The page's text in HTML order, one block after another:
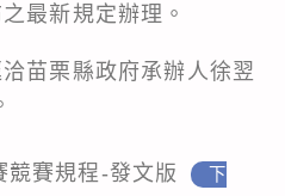
最新規定辦理。
苗栗縣政府承辦人徐翌
賽規程-發文版
下